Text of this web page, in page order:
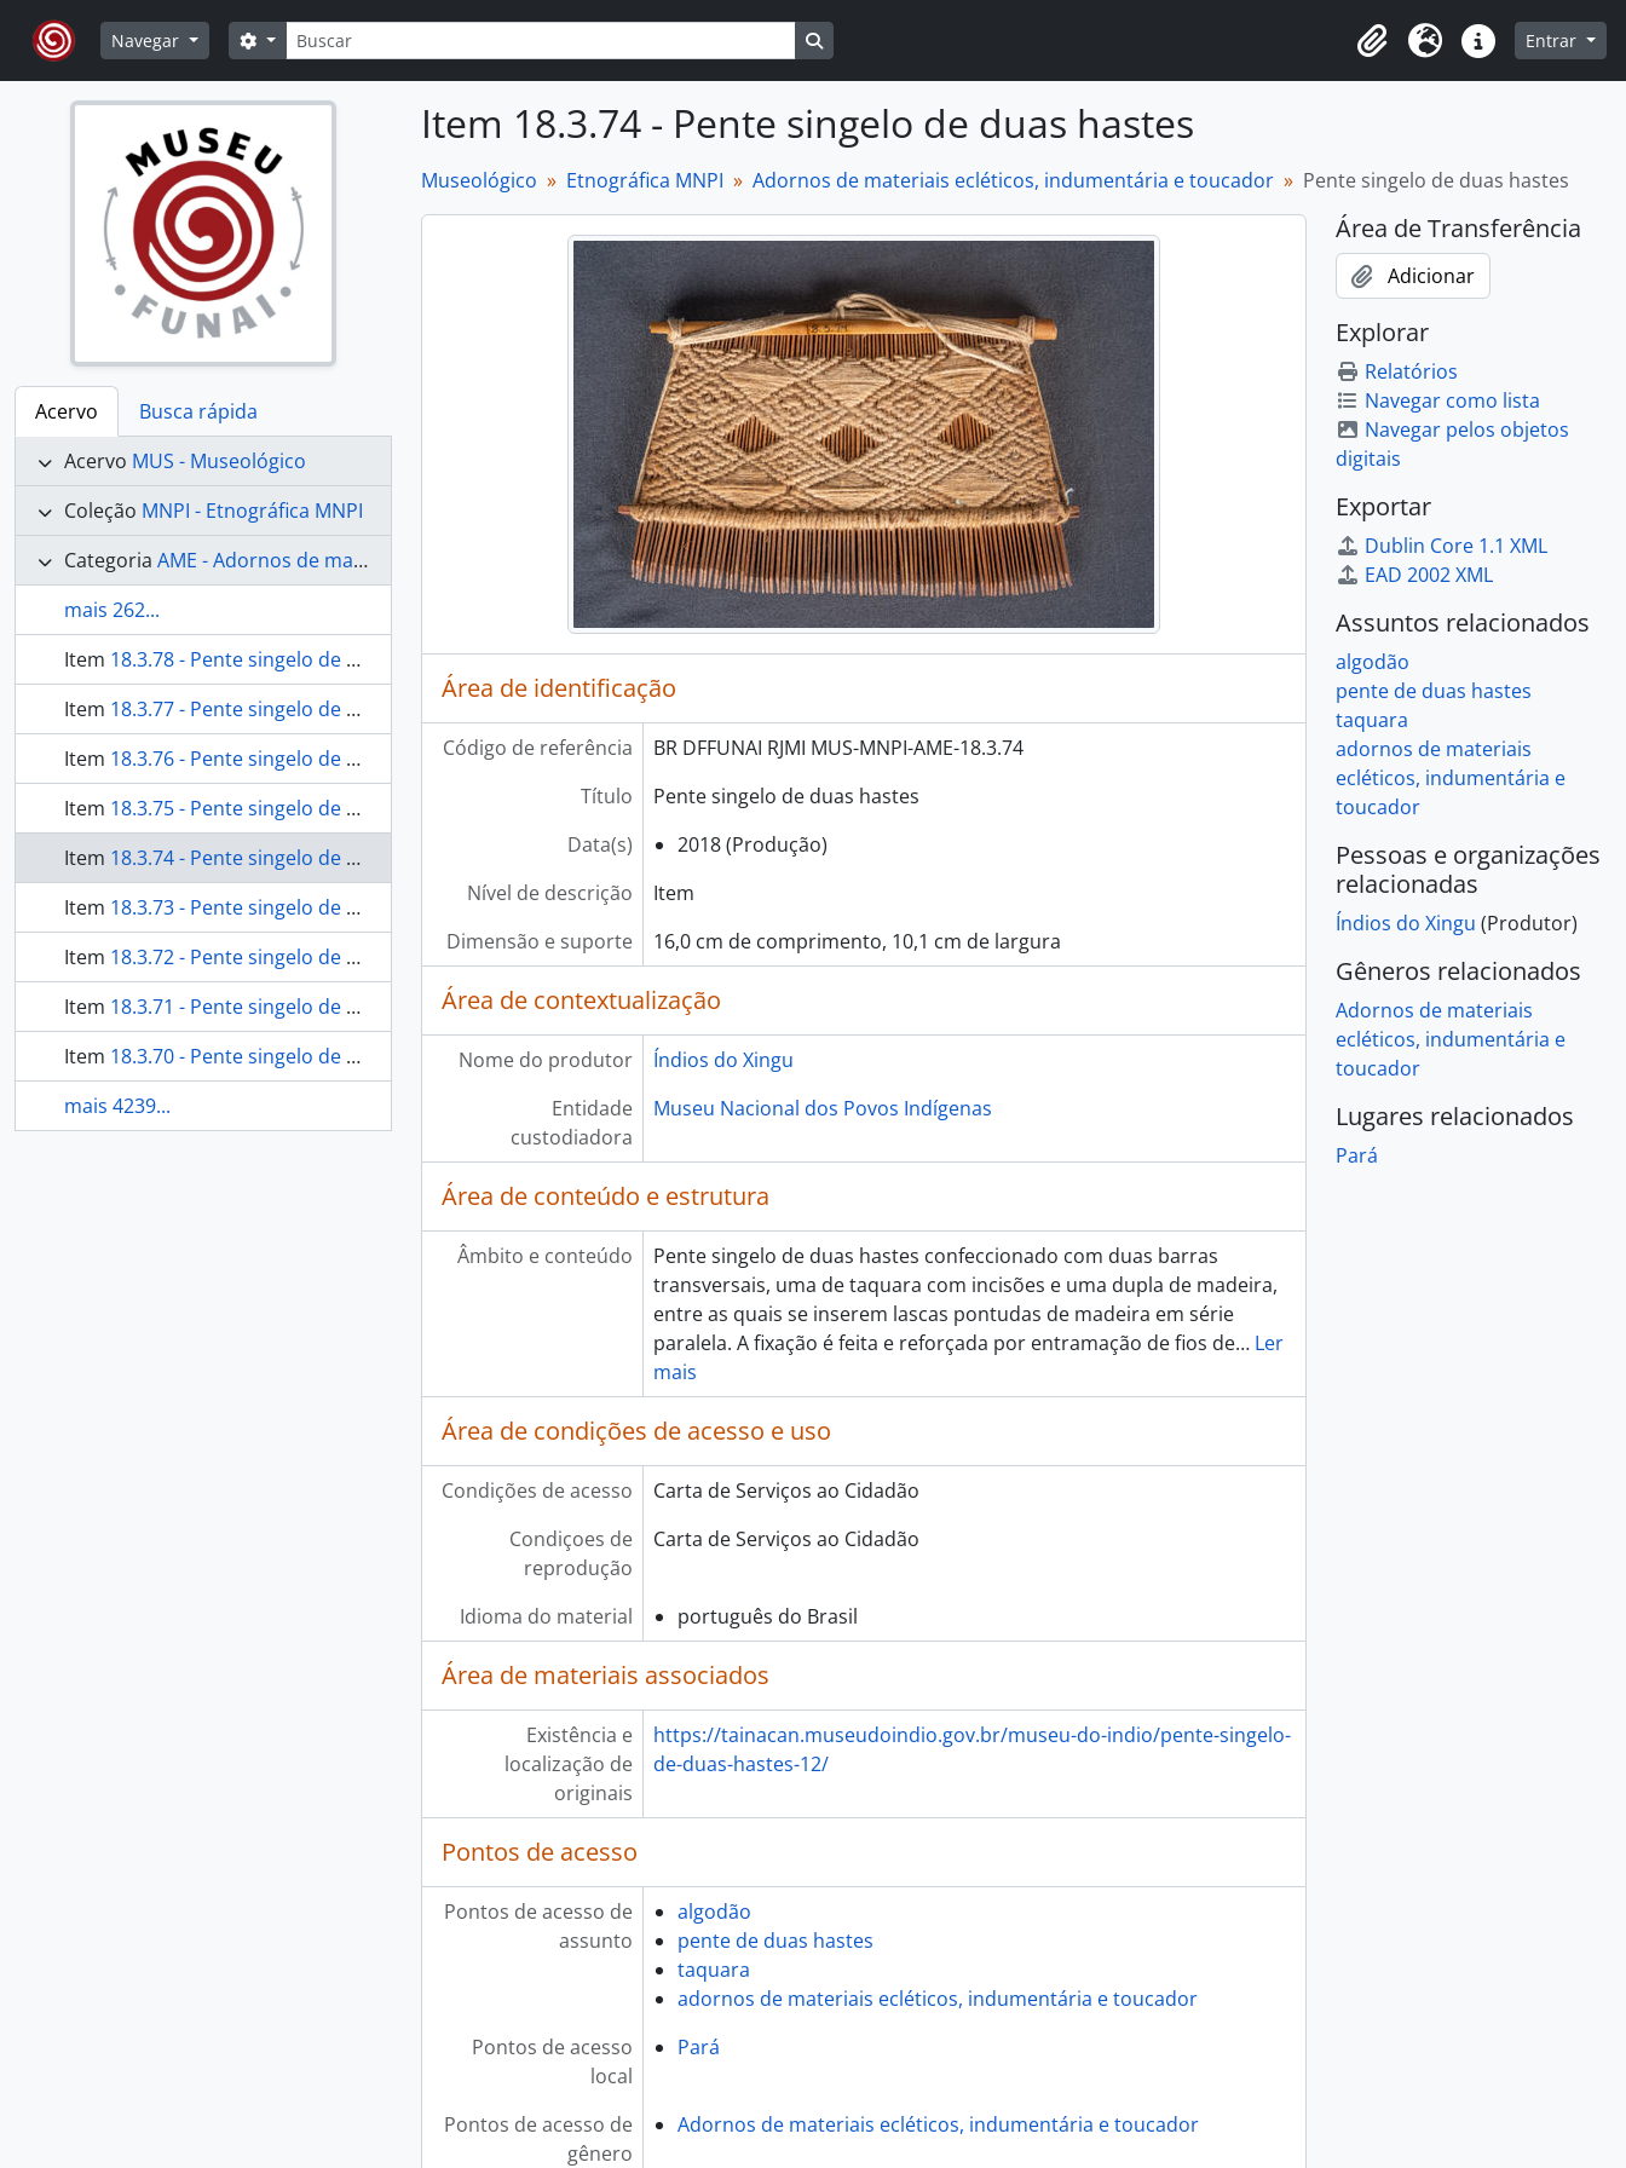
Skip to main content
Navegar
Buscar
Opções de busca
Área de Transferência
Idioma Atalhos Entrar
Acervo
Busca rápida
Acervo MUS - Museológico
Coleção MNPI - Etnográfica MNPI
Categoria AME - Adornos de materiais ecléticos, indumentária e toucador
mais 262...
Item 18.3.78 - Pente singelo de duas hastes
Item 18.3.77 - Pente singelo de duas hastes
Item 18.3.76 - Pente singelo de duas hastes
Item 18.3.75 - Pente singelo de duas hastes
Item 18.3.74 - Pente singelo de duas hastes
Item 18.3.73 - Pente singelo de duas hastes
Item 18.3.72 - Pente singelo de duas hastes
Item 18.3.71 - Pente singelo de duas hastes
Item 18.3.70 - Pente singelo de duas hastes
mais 4239...
Item 18.3.74 - Pente singelo de duas hastes
Museológico Etnográfica MNPI Adornos de materiais ecléticos, indumentária e toucador Pente singelo de duas hastes
Área de identificação
Código de referência
BR DFFUNAI RJMI MUS-MNPI-AME-18.3.74
Título
Pente singelo de duas hastes
Data(s)
2018 (Produção)
Nível de descrição
Item
Dimensão e suporte
16,0 cm de comprimento, 10,1 cm de largura
Área de contextualização
Nome do produtor
Índios do Xingu
Entidade
custodiadora
Museu Nacional dos Povos Indígenas
Área de conteúdo e estrutura
Âmbito e conteúdo
Pente singelo de duas hastes confeccionado com duas barras
transversais, uma de taquara com incisões e uma dupla de madeira,
entre as quais se inserem lascas pontudas de madeira em série
paralela. A fixação é feita e reforçada por entramação de fios de… Ler
mais
Área de condições de acesso e uso
Condições de acesso
Carta de Serviços ao Cidadão
Condiçoes de
reprodução
Carta de Serviços ao Cidadão
Idioma do material português do Brasil
Área de materiais associados
Existência e
localização de
originais
https://tainacan.museudoindio.gov.br/museu-do-indio/pente-singelo-
de-duas-hastes-12/
Pontos de acesso
Pontos de acesso de
assunto
algodão
pente de duas hastes
taquara
adornos de materiais ecléticos, indumentária e toucador
Pontos de acesso
local
Pará
Pontos de acesso de
gênero
Adornos de materiais ecléticos, indumentária e toucador
Área de Transferência
Adicionar
Explorar
Relatórios
Navegar como lista
Navegar pelos objetos
digitais
Exportar
Dublin Core 1.1 XML
EAD 2002 XML
Assuntos relacionados
algodão
pente de duas hastes
taquara
adornos de materiais
ecléticos, indumentária e
toucador
Pessoas e organizações
relacionadas
Índios do Xingu (Produtor)
Gêneros relacionados
Adornos de materiais
ecléticos, indumentária e
toucador
Lugares relacionados
Pará